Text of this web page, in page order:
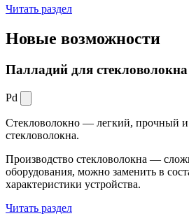
Читать раздел
Новые возможности
Палладий для стекловолокна
Pd
Стекловолокно — легкий, прочный и
стекловолокна.
Производство стекловолокна —
оборудования, можно заменить в
характеристики устройства.
Читать раздел